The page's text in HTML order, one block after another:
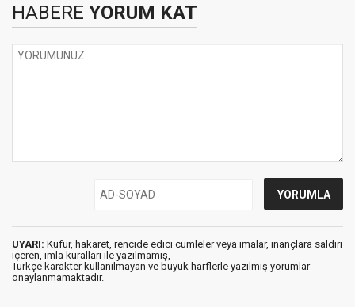
HABERE YORUM KAT
UYARI: Küfür, hakaret, rencide edici cümleler veya imalar, inançlara saldırı
içeren, imla kuralları ile yazılmamış,
Türkçe karakter kullanılmayan ve büyük harflerle yazılmış yorumlar
onaylanmamaktadır.